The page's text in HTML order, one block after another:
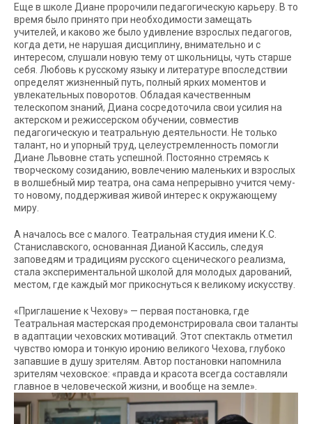
Еще в школе Диане пророчили педагогическую карьеру. В то
время было принято при необходимости замещать
учителей, и каково же было удивление взрослых педагогов,
когда дети, не нарушая дисциплину, внимательно и с
интересом, слушали новую тему от школьницы, чуть старше
себя. Любовь к русскому языку и литературе впоследствии
определят жизненный путь, полный ярких моментов и
увлекательных поворотов. Обладая качественным
телескопом знаний, Диана сосредоточила свои усилия на
актерском и режиссерском обучении, совместив
педагогическую и театральную деятельности. Не только
талант, но и упорный труд, целеустремленность помогли
Диане Львовне стать успешной. Постоянно стремясь к
творческому созиданию, вовлечению маленьких и взрослых
в волшебный мир театра, она сама непрерывно учится чему-
то новому, поддерживая живой интерес к окружающему
миру.
А началось все с малого. Театральная студия имени К.С.
Станиславского, основанная Дианой Кассиль, следуя
заповедям и традициям русского сценического реализма,
стала экспериментальной школой для молодых дарований,
местом, где каждый мог прикоснуться к великому искусству.
«Приглашение к Чехову» — первая постановка, где
Театральная мастерская продемонстрировала свои таланты
в адаптации чеховских мотиваций. Этот спектакль отметил
чувство юмора и тонкую иронию великого Чехова, глубоко
запавшие в душу зрителям. Автор постановки напомнила
зрителям чеховское: «правда и красота всегда составляли
главное в человеческой жизни, и вообще на земле».